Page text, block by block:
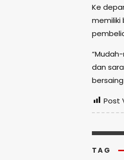
Ke
memiliki
dan
Post
TAG